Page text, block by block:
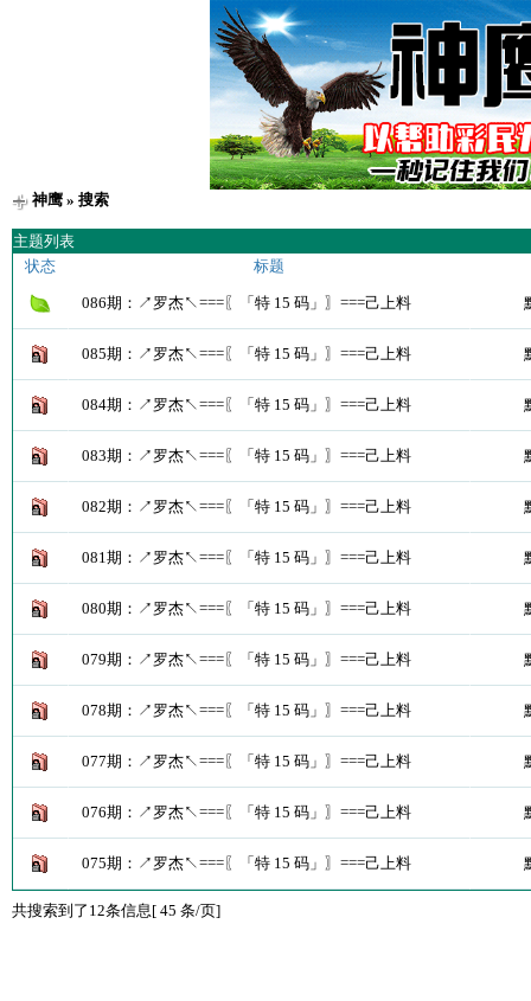
神鹰» 搜索
主题列表
状态
标题
086期：↗罗杰↖===〖「特 15 码」〗===己上料
085期：↗罗杰↖===〖「特 15 码」〗===己上料
084期：↗罗杰↖===〖「特 15 码」〗===己上料
083期：↗罗杰↖===〖「特 15 码」〗===己上料
082期：↗罗杰↖===〖「特 15 码」〗===己上料
081期：↗罗杰↖===〖「特 15 码」〗===己上料
080期：↗罗杰↖===〖「特 15 码」〗===己上料
079期：↗罗杰↖===〖「特 15 码」〗===己上料
078期：↗罗杰↖===〖「特 15 码」〗===己上料
077期：↗罗杰↖===〖「特 15 码」〗===己上料
076期：↗罗杰↖===〖「特 15 码」〗===己上料
075期：↗罗杰↖===〖「特 15 码」〗===己上料
共搜索到了12条信息[ 45 条/页]